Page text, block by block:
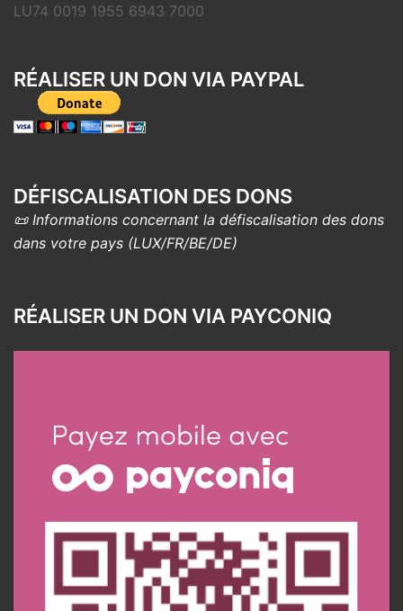
LU74 0019 1955 6943 7000
RÉALISER UN DON VIA PAYPAL
DÉFISCALISATION DES DONS
📜 Informations concernant la défiscalisation des dons
dans votre pays (LUX/FR/BE/DE)
RÉALISER UN DON VIA PAYCONIQ